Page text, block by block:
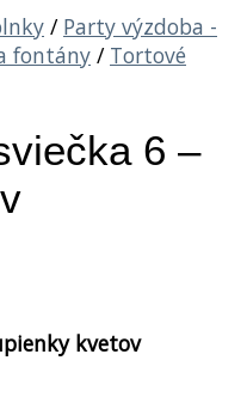
/ Party výzdoba -
fontány / Tortové
6 –
kvetov